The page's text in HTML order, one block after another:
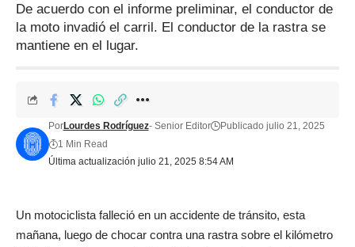
De acuerdo con el informe preliminar, el conductor de
la moto invadió el carril. El conductor de la rastra se
mantiene en el lugar.
Última actualización julio 21, 2025 8:54 AM
PorLourdes Rodríguez- Senior Editor
Publicado julio 21, 2025
1 Min Read
Un motociclista falleció en un accidente de tránsito, esta
mañana, luego de chocar contra una rastra sobre el kilómetro